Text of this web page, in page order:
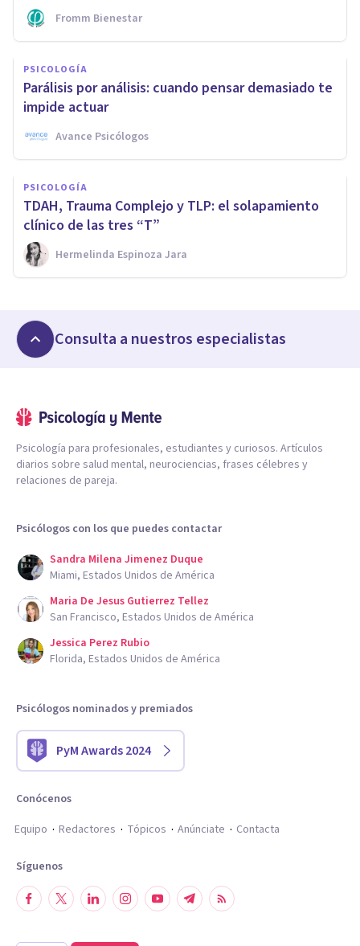
Fromm Bienestar
PSICOLOGÍA
Parálisis por análisis: cuando pensar demasiado te
impide actuar
Avance Psicólogos
PSICOLOGÍA
TDAH, Trauma Complejo y TLP: el solapamiento
clínico de las tres “T”
Hermelinda Espinoza Jara
Consulta a nuestros especialistas
Psicología para profesionales, estudiantes y curiosos. Artículos
diarios sobre salud mental, neurociencias, frases célebres y
relaciones de pareja.
Psicólogos con los que puedes contactar
Sandra Milena Jimenez Duque
Miami, Estados Unidos de América
Maria De Jesus Gutierrez Tellez
San Francisco, Estados Unidos de América
Jessica Perez Rubio
Florida, Estados Unidos de América
Psicólogos nominados y premiados
PyM Awards 2024
Conócenos
Equipo
Redactores Tópicos Anúnciate Contacta
Síguenos